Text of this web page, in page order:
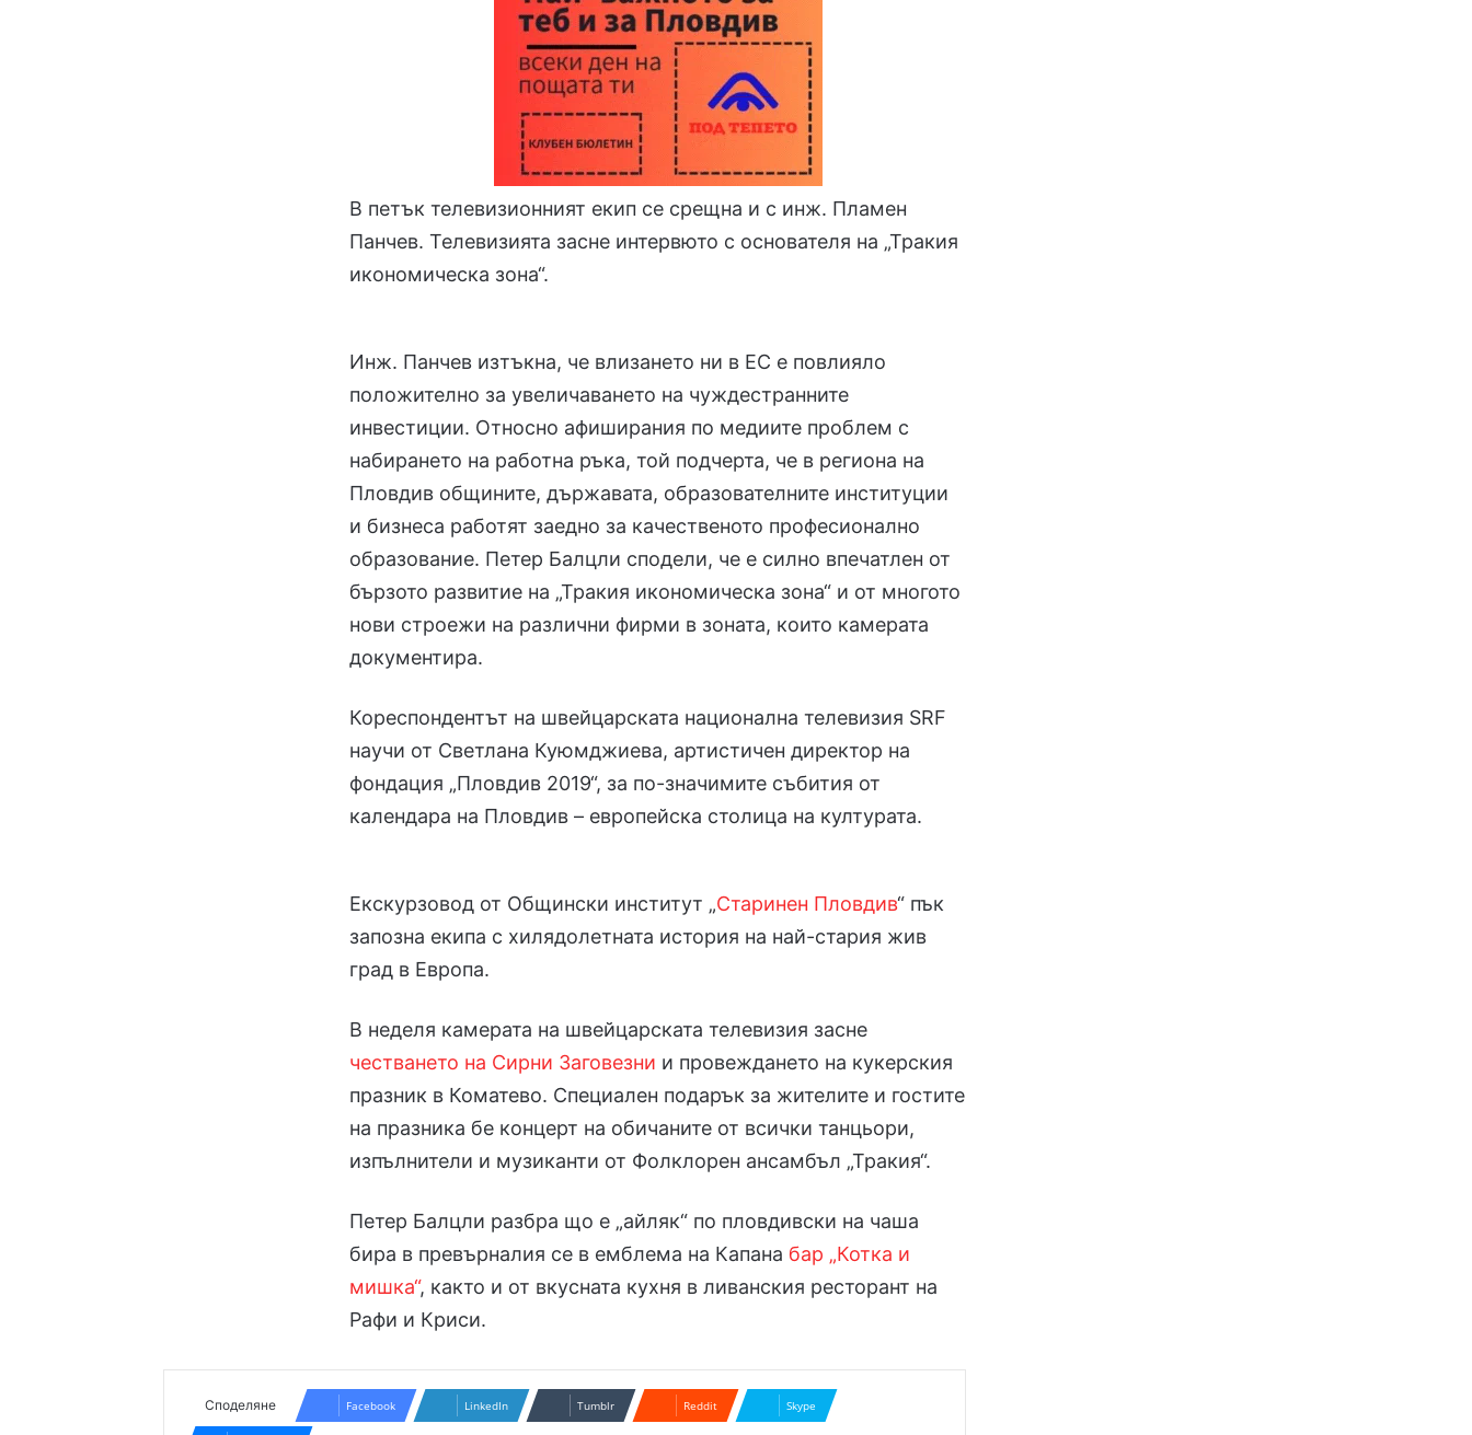
В петък телевизионният екип се срещна и с инж. Пламен
Панчев. Телевизията засне интервюто с основателя на „Тракия
икономическа зона“.
Инж. Панчев изтъкна, че влизането ни в ЕС е повлияло
положително за увеличаването на чуждестранните
инвестиции. Относно афиширания по медиите проблем с
набирането на работна ръка, той подчерта, че в региона на
Пловдив общините, държавата, образователните институции
и бизнеса работят заедно за качественото професионално
образование. Петер Балцли сподели, че е силно впечатлен от
бързото развитие на „Тракия икономическа зона“ и от многото
нови строежи на различни фирми в зоната, които камерата
документира.
Кореспондентът на швейцарската национална телевизия SRF
научи от Светлана Куюмджиева, артистичен директор на
фондация „Пловдив 2019“, за по-значимите събития от
календара на Пловдив – европейска столица на културата.
Екскурзовод от Общински институт „Старинен Пловдив“ пък
запозна екипа с хилядолетната история на най-стария жив
град в Европа.
В неделя камерата на швейцарската телевизия засне
честването на Сирни Заговезни и провеждането на кукерския
празник в Коматево. Специален подарък за жителите и гостите
на празника бе концерт на обичаните от всички танцьори,
изпълнители и музиканти от Фолклорен ансамбъл „Тракия“.
Петер Балцли разбра що е „айляк“ по пловдивски на чаша
бира в превърналия се в емблема на Капана бар „Котка и
мишка“, както и от вкусната кухня в ливанския ресторант на
Рафи и Криси.
Споделяне Facebook LinkedIn Tumblr Reddit Skype